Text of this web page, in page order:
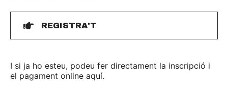
REGISTRA'T
I si ja ho esteu, podeu fer directament la inscripció i
el pagament online aquí.